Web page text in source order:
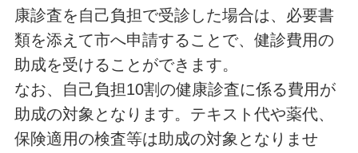
康診査を自己負担で受診した場合は、必要書
類を添えて市へ申請することで、健診費用の
助成を受けることができます。
なお、自己負担10割の健康診査に係る費用が
助成の対象となります。テキスト代や薬代、
保険適用の検査等は助成の対象となりませ